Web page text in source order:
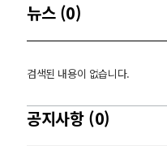
뉴스 (0)
검색된 내용이 없습니다.
공지사항 (0)